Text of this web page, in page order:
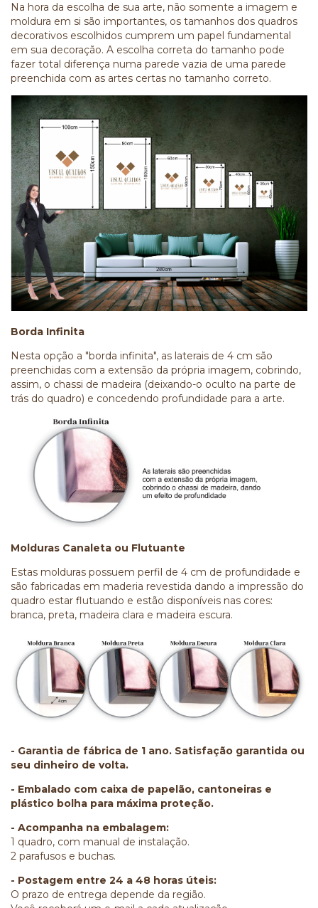
Na hora da escolha de sua arte, não somente a imagem e
moldura em si são importantes, os tamanhos dos quadros
decorativos escolhidos cumprem um papel fundamental
em sua decoração. A escolha correta do tamanho pode
fazer total diferença numa parede vazia de uma parede
preenchida com as artes certas no tamanho correto.
Borda Infinita
Nesta opção a "borda infinita", as laterais de 4 cm são
preenchidas com a extensão da própria imagem, cobrindo,
assim, o chassi de madeira (deixando-o oculto na parte de
trás do quadro) e concedendo profundidade para a arte.
Molduras Canaleta ou Flutuante
Estas molduras possuem perfil de 4 cm de profundidade e
são fabricadas em maderia revestida dando a impressão do
quadro estar flutuando e estão disponíveis nas cores:
branca, preta, madeira clara e madeira escura.
- Garantia de fábrica de 1 ano. Satisfação garantida ou
seu dinheiro de volta.
- Embalado com caixa de papelão, cantoneiras e
plástico bolha para máxima proteção.
- Acompanha na embalagem:
1 quadro, com manual de instalação.
2 parafusos e buchas.
- Postagem entre 24 a 48 horas úteis:
O prazo de entrega depende da região.